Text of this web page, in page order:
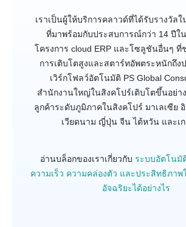
เราเป็นผู้ให้บริการคลาวด์ที่ได้รับรางวัลใ
ที่มาพร้อมกับประสบการณ์กว่า 14 ปีใ
โครงการ cloud ERP และโซลูชันอื่นๆ ที่
การเติบโตสูงและสตาร์ทอัพตระหนักถึง
เวิร์กโฟลว์อัตโนมัติ PS Global
สำนักงานใหญ่ในสิงคโปร์เติบโตขึ้นอย่า
ลูกค้าระดับภูมิภาคในสิงคโปร์ มาเลเซีย
เวียดนาม ญี่ปุ่น จีน ไต้หวัน และเ
อ่านบล็อกของเราเกี่ยวกับ ระบบอัตโนมั
ความเร็ว ความคล่องตัว และประสิทธิภาพ
อัจฉริยะได้อย่างไร